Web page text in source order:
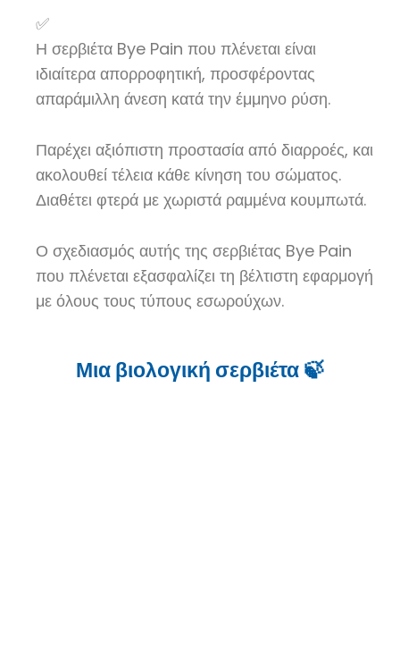
✅
Η σερβιέτα Bye Pain που πλένεται είναι
ιδιαίτερα απορροφητική, προσφέροντας
απαράμιλλη άνεση κατά την έμμηνο ρύση.
Παρέχει αξιόπιστη προστασία από διαρροές, και
ακολουθεί τέλεια κάθε κίνηση του σώματος.
Διαθέτει φτερά με χωριστά ραμμένα κουμπωτά.
Ο σχεδιασμός αυτής της σερβιέτας Bye Pain
που πλένεται εξασφαλίζει τη βέλτιστη εφαρμογή
με όλους τους τύπους εσωρούχων.
Μια βιολογική σερβιέτα 🍃